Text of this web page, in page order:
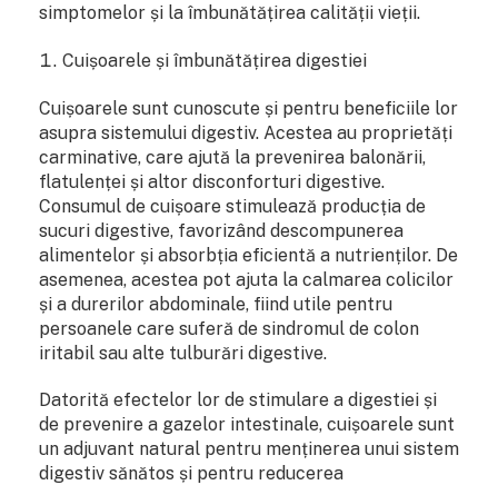
simptomelor și la îmbunătățirea calității vieții.
Cuișoarele și îmbunătățirea digestiei
Cuișoarele sunt cunoscute și pentru beneficiile lor
asupra sistemului digestiv. Acestea au proprietăți
carminative, care ajută la prevenirea balonării,
flatulenței și altor disconforturi digestive.
Consumul de cuișoare stimulează producția de
sucuri digestive, favorizând descompunerea
alimentelor și absorbția eficientă a nutrienților. De
asemenea, acestea pot ajuta la calmarea colicilor
și a durerilor abdominale, fiind utile pentru
persoanele care suferă de sindromul de colon
iritabil sau alte tulburări digestive.
Datorită efectelor lor de stimulare a digestiei și
de prevenire a gazelor intestinale, cuișoarele sunt
un adjuvant natural pentru menținerea unui sistem
digestiv sănătos și pentru reducerea